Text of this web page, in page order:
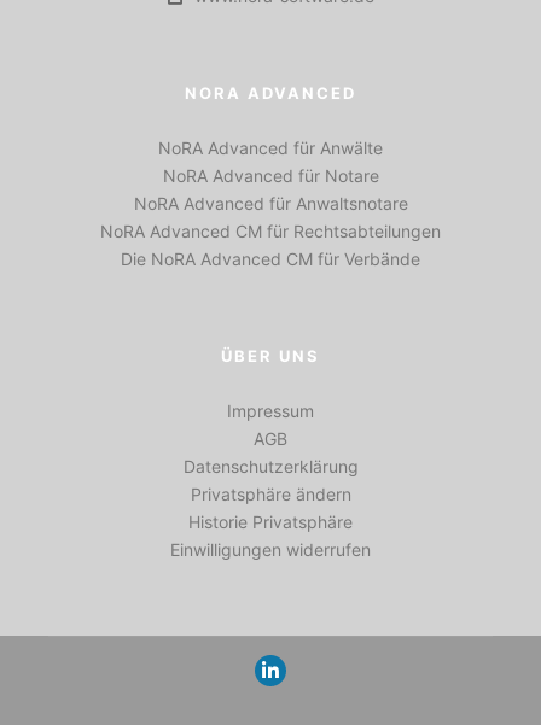
NORA ADVANCED
NoRA Advanced für Anwälte
NoRA Advanced für Notare
NoRA Advanced für Anwaltsnotare
NoRA Advanced CM für Rechtsabteilungen
Die NoRA Advanced CM für Verbände
ÜBER UNS
Impressum
AGB
Datenschutzerklärung
Privatsphäre ändern
Historie Privatsphäre
Einwilligungen widerrufen